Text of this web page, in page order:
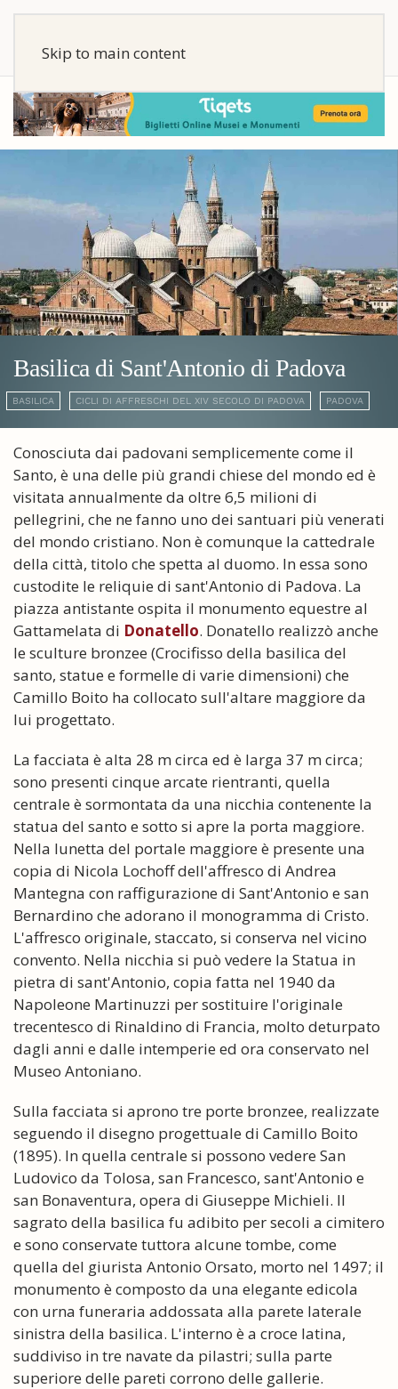
Skip to main content
Basilica di Sant'Antonio di Padova
BASILICA CICLI DI AFFRESCHI DEL XIV SECOLO DI PADOVA PADOVA
Conosciuta dai padovani semplicemente come il
Santo, è una delle più grandi chiese del mondo ed è
visitata annualmente da oltre 6,5 milioni di
pellegrini, che ne fanno uno dei santuari più venerati
del mondo cristiano. Non è comunque la cattedrale
della città, titolo che spetta al duomo. In essa sono
custodite le reliquie di sant'Antonio di Padova. La
piazza antistante ospita il monumento equestre al
Gattamelata di Donatello. Donatello realizzò anche
le sculture bronzee (Crocifisso della basilica del
santo, statue e formelle di varie dimensioni) che
Camillo Boito ha collocato sull'altare maggiore da
lui progettato.
La facciata è alta 28 m circa ed è larga 37 m circa;
sono presenti cinque arcate rientranti, quella
centrale è sormontata da una nicchia contenente la
statua del santo e sotto si apre la porta maggiore.
Nella lunetta del portale maggiore è presente una
copia di Nicola Lochoff dell'affresco di Andrea
Mantegna con raffigurazione di Sant'Antonio e san
Bernardino che adorano il monogramma di Cristo.
L'affresco originale, staccato, si conserva nel vicino
convento. Nella nicchia si può vedere la Statua in
pietra di sant'Antonio, copia fatta nel 1940 da
Napoleone Martinuzzi per sostituire l'originale
trecentesco di Rinaldino di Francia, molto deturpato
dagli anni e dalle intemperie ed ora conservato nel
Museo Antoniano.
Sulla facciata si aprono tre porte bronzee, realizzate
seguendo il disegno progettuale di Camillo Boito
(1895). In quella centrale si possono vedere San
Ludovico da Tolosa, san Francesco, sant'Antonio e
san Bonaventura, opera di Giuseppe Michieli. Il
sagrato della basilica fu adibito per secoli a cimitero
e sono conservate tuttora alcune tombe, come
quella del giurista Antonio Orsato, morto nel 1497; il
monumento è composto da una elegante edicola
con urna funeraria addossata alla parete laterale
sinistra della basilica. L'interno è a croce latina,
suddiviso in tre navate da pilastri; sulla parte
superiore delle pareti corrono delle gallerie.